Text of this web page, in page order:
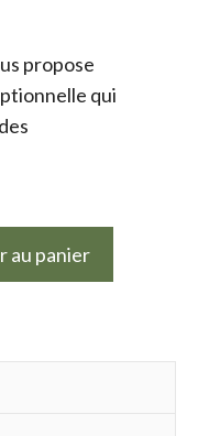
propose
qui
au panier